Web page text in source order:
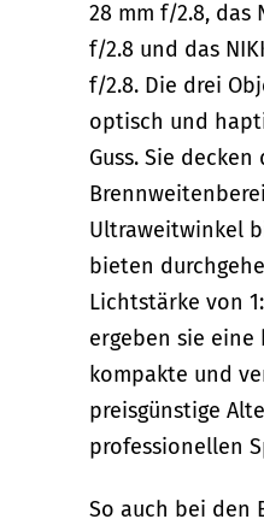
28 mm f/2.8, das
f/2.8 und das
f/2.8. Die drei
optisch und
Guss. Sie
Ultraweitwinkel
bieten
Lichtstärke von
ergeben sie eine
kompakte und
preisgünstige
professionellen
So auch bei den